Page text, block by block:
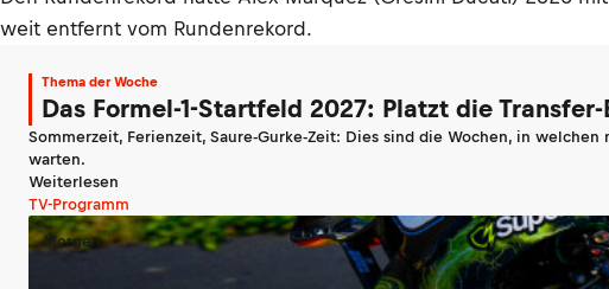
weit entfernt vom Rundenrekord.
Thema der Woche
Das Formel-1-Startfeld 2027: Platzt die
Sommerzeit, Ferienzeit, Saure-Gurke-Zeit: Dies sind die Wochen, in
warten.
Weiterlesen
TV-Programm
Morgen